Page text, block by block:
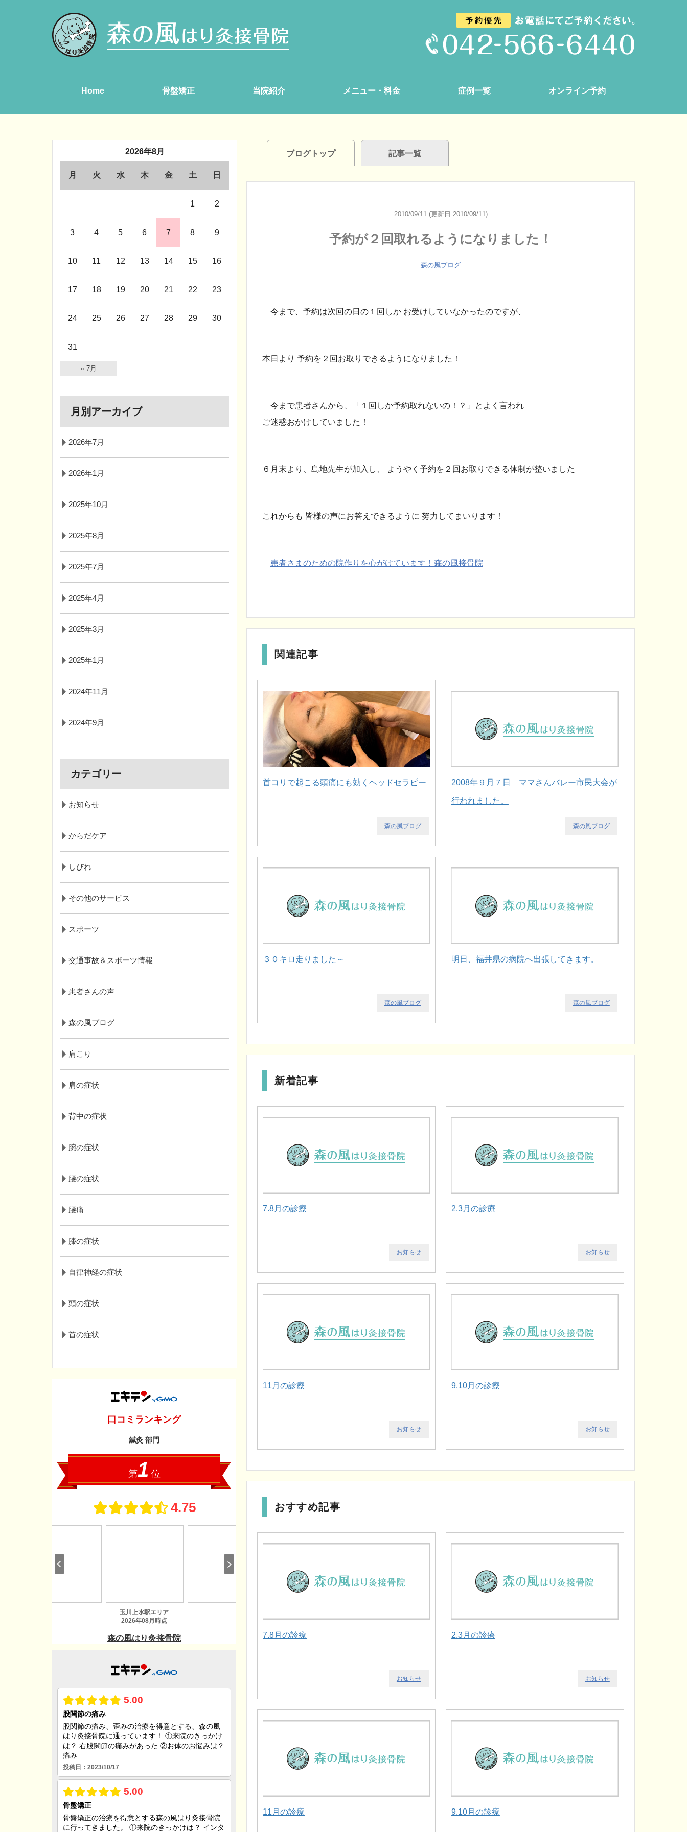
Home 骨盤矯正 当院紹介 メニュー・料金 症例一覧 オンライン予約
ブログトップ 記事一覧
2010/09/11 (更新日:2010/09/11)
予約が２回取れるようになりました！
森の風ブログ
今まで、予約は次回の日の１回しか お受けしていなかったのですが、
本日より 予約を２回お取りできるようになりました！
今まで患者さんから、「１回しか予約取れないの！？」とよく言われ
ご迷惑おかけしていました！
６月末より、島地先生が加入し、 ようやく予約を２回お取りできる体制が整いました
これからも 皆様の声にお答えできるように 努力してまいります！
患者さまのための院作りを心がけています！森の風接骨院
関連記事
首コリで起こる頭痛にも効くヘッドセラピー
森の風ブログ
2008年９月７日 ママさんバレー市民大会が
行われました。
森の風ブログ
３０キロ走りました～
森の風ブログ
明日、福井県の病院へ出張してきます。
森の風ブログ
新着記事
7.8月の診療
お知らせ
2.3月の診療
お知らせ
11月の診療
お知らせ
9.10月の診療
お知らせ
おすすめ記事
7.8月の診療
お知らせ
2.3月の診療
お知らせ
11月の診療 9.10月の診療
2026年8月
月 火 水 木 金 土 日
1 2
3 4 5 6 7 8 9
10 11 12 13 14 15 16
17 18 19 20 21 22 23
24 25 26 27 28 29 30
31
« 7月
月別アーカイブ
2026年7月
2026年1月
2025年10月
2025年8月
2025年7月
2025年4月
2025年3月
2025年1月
2024年11月
2024年9月
カテゴリー
お知らせ
からだケア
しびれ
その他のサービス
スポーツ
交通事故＆スポーツ情報
患者さんの声
森の風ブログ
肩こり
肩の症状
背中の症状
腕の症状
腰の症状
腰痛
膝の症状
自律神経の症状
頭の症状
首の症状